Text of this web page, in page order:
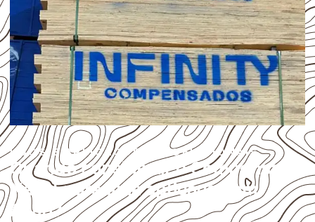
USOS E APLICAÇÕES PROFISSIONAIS
Quando considerar o Compensado
Naval para uma aplicação em
Acari?